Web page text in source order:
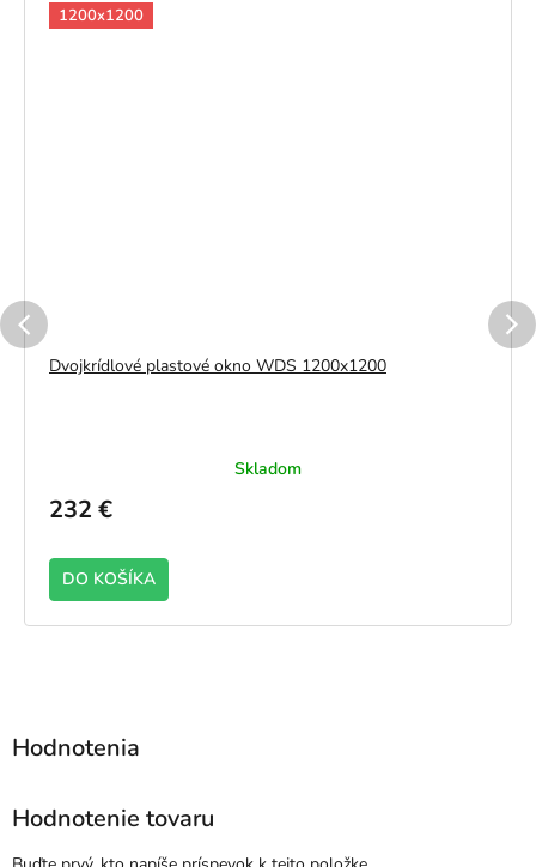
1200x1200
Dvojkrídlové plastové okno WDS 1200x1200
Skladom
232 €
DO KOŠÍKA
Hodnotenie tovaru